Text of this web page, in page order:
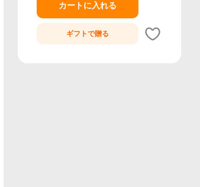
カートに入れる
ギフトで贈る